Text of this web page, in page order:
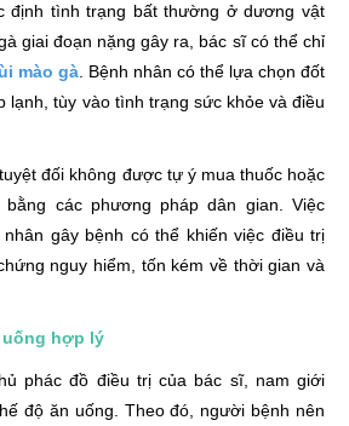
định tình trạng bất thường ở dương vật
giai đoạn nặng gây ra, bác sĩ có thể chỉ
mào gà . Bệnh nhân có thể lựa chọn đốt
lạnh, tùy vào tình trạng sức khỏe và điều
đối không được tự ý mua thuốc hoặc
các phương pháp dân gian. Việc
gây bệnh có thể khiến việc điều trị
nguy hiểm, tốn kém về thời gian và
uống hợp lý
phác đồ điều trị của bác sĩ, nam giới
độ ăn uống. Theo đó, người bệnh nên